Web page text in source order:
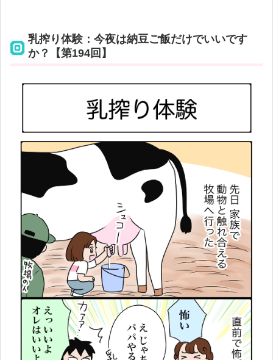
乳搾り体験：今夜は納豆ご飯だけでいいです
か？【第194回】